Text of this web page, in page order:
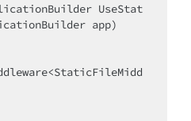
UseStat
app)